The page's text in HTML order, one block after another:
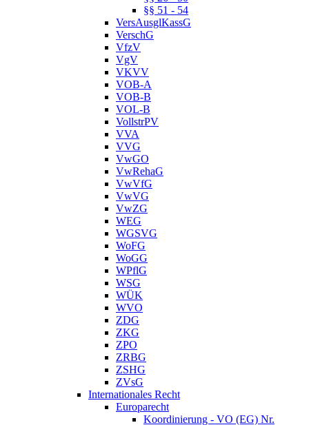
§§ 51 - 54
VersAusglKassG
VerschG
VfzV
VgV
VKVV
VOB-A
VOB-B
VOL-B
VollstrPV
VVA
VVG
VwGO
VwRehaG
VwVfG
VwVG
VwZG
WEG
WGSVG
WoFG
WoGG
WPflG
WSG
WÜK
WVO
ZDG
ZKG
ZPO
ZRBG
ZSHG
ZVsG
Internationales Recht
Europarecht
Koordinierung - VO (EG) Nr.